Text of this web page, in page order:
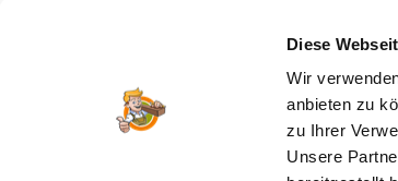
Diese
Wir
anbieten zu
zu Ihrer
Unsere